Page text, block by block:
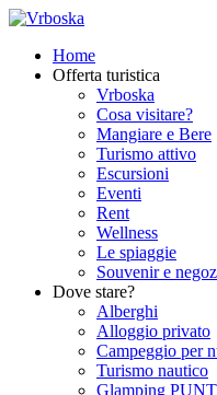
Home
Offerta turistica
Vrboska
Cosa visitare?
Mangiare e Bere
Turismo attivo
Escursioni
Eventi
Rent
Wellness
Le spiaggie
Souvenir e
Dove stare?
Alberghi
Alloggio privato
Campeggio per
Turismo nautico
Glamping